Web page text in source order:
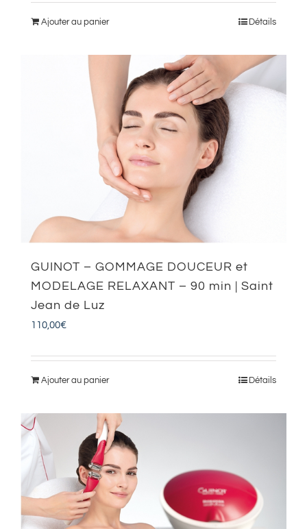
Ajouter au panier Détails
GUINOT – GOMMAGE DOUCEUR et
MODELAGE RELAXANT – 90 min | Saint
Jean de Luz
110,00€
Ajouter au panier Détails